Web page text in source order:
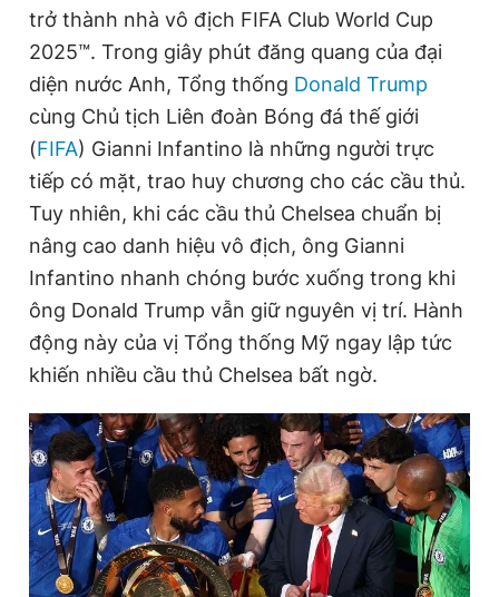
Thông tin tòa soạn Liên hệ quảng cáo
Đọc Thanh Niên trên điện thoại
Theo dõi báo trên
Hotline Liên hệ quảng cáo
Đặt báo Quảng cáo RSS Tòa soạn Chính sách bảo
Tổng biên tập: Nguyễn Ngọc Toàn
Phó tổng biên tập thường trực: Hải Thành
Phó tổng biên tập: Lâm Hiếu Dũng
Phó tổng biên tập: Trần Việt Hưng
Tổng thư ký tòa soạn: Đức Trung
trở thành nhà vô địch FIFA Club World Cup
2025™. Trong giây phút đăng quang của đại
diện nước Anh, Tổng thống Donald Trump
cùng Chủ tịch Liên đoàn Bóng đá thế giới
(FIFA) Gianni Infantino là những người trực
tiếp có mặt, trao huy chương cho các cầu thủ.
Tuy nhiên, khi các cầu thủ Chelsea chuẩn bị
nâng cao danh hiệu vô địch, ông Gianni
Infantino nhanh chóng bước xuống trong khi
ông Donald Trump vẫn giữ nguyên vị trí. Hành
động này của vị Tổng thống Mỹ ngay lập tức
khiến nhiều cầu thủ Chelsea bất ngờ.